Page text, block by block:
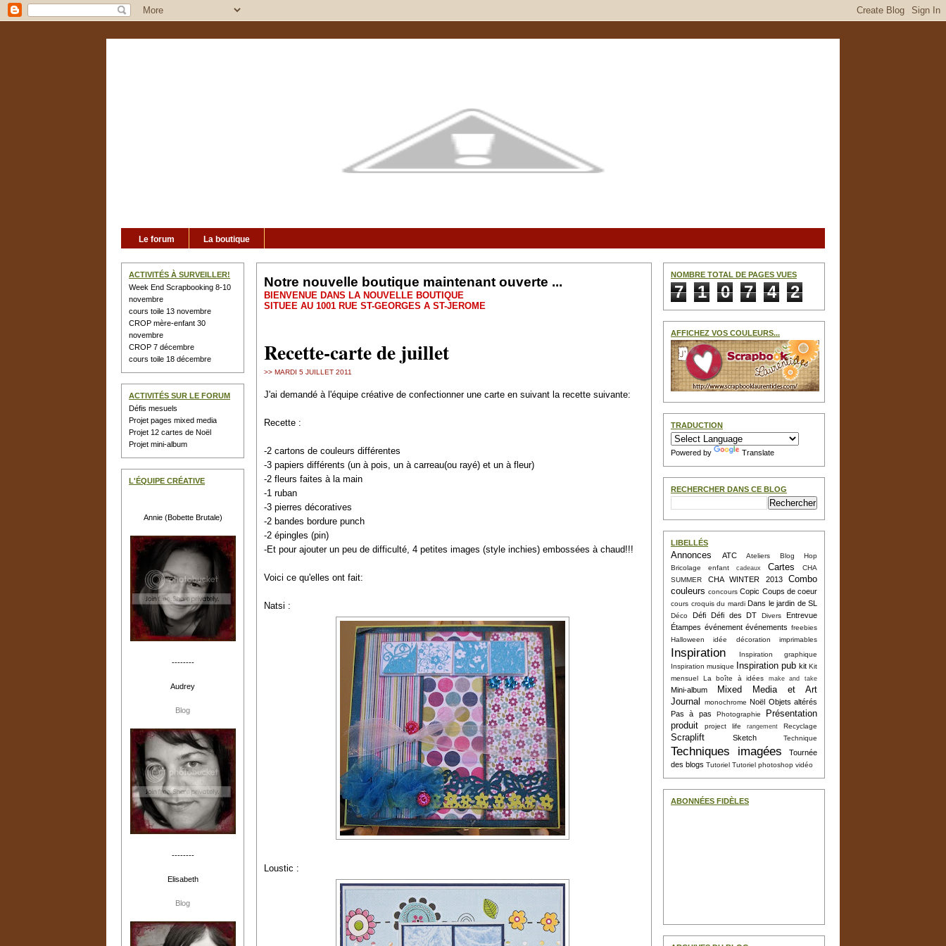
Le forum La boutique
ACTIVITÉS À SURVEILLER!
Week End Scrapbooking 8-10
novembre
cours toile 13 novembre
CROP mère-enfant 30
novembre
CROP 7 décembre
cours toile 18 décembre
ACTIVITÉS SUR LE FORUM
Défis mesuels
Projet pages mixed media
Projet 12 cartes de Noël
Projet mini-album
L'ÉQUIPE CRÉATIVE
Annie (Bobette Brutale)
--------
Audrey
Blog
--------
Elisabeth
Blog
Notre nouvelle boutique maintenant ouverte ...
BIENVENUE DANS LA NOUVELLE BOUTIQUE
SITUEE AU 1001 RUE ST-GEORGES A ST-JEROME
Recette-carte de juillet
>> MARDI 5 JUILLET 2011
J'ai demandé à l'équipe créative de confectionner une carte en suivant la recette suivante:
Recette :
-2 cartons de couleurs différentes
-3 papiers différents (un à pois, un à carreau(ou rayé) et un à fleur)
-2 fleurs faites à la main
-1 ruban
-3 pierres décoratives
-2 bandes bordure punch
-2 épingles (pin)
-Et pour ajouter un peu de difficulté, 4 petites images (style inchies) embossées à chaud!!!
Voici ce qu'elles ont fait:
Natsi :
Loustic :
NOMBRE TOTAL DE PAGES VUES
7 1 0 7 4 2
AFFICHEZ VOS COULEURS...
TRADUCTION
Powered by Translate
RECHERCHER DANS CE BLOG
LIBELLÉS
Annonces ATC Ateliers
Blog Hop
Bricolage enfant
cadeaux Cartes
CHA
SUMMER
CHA WINTER 2013
Combo
couleurs concours Copic Coups de coeur
cours croquis du mardi Dans le jardin de SL
Déco Défi Défi des DT Divers
Entrevue
Étampes événement événements freebies
Halloween
idée décoration imprimables
Inspiration
Inspiration graphique
Inspiration musique
Inspiration pub kit Kit
mensuel
La boîte à idées make and take
Mini-album
Mixed Media et Art
Journal
monochrome Noël Objets altérés
Pas à pas
Photographie
Présentation
produit
project life rangement Recyclage
Scraplift Sketch Technique
Techniques imagées
Tournée
des blogs Tutoriel Tutoriel photoshop vidéo
ABONNÉES FIDÈLES